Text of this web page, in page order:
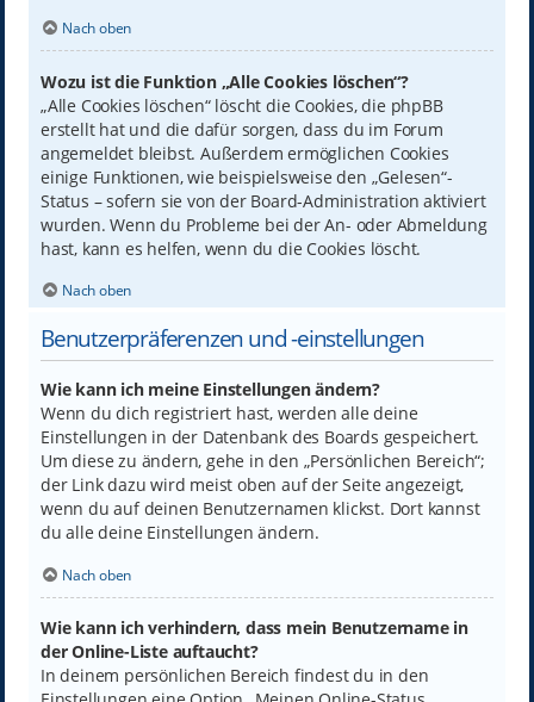
Nach oben
Wozu ist die Funktion „Alle Cookies löschen“?
„Alle Cookies löschen“ löscht die Cookies, die phpBB
erstellt hat und die dafür sorgen, dass du im Forum
angemeldet bleibst. Außerdem ermöglichen Cookies
einige Funktionen, wie beispielsweise den „Gelesen“-
Status – sofern sie von der Board-Administration aktiviert
wurden. Wenn du Probleme bei der An- oder Abmeldung
hast, kann es helfen, wenn du die Cookies löscht.
Nach oben
Benutzerpräferenzen und -einstellungen
Wie kann ich meine Einstellungen ändern?
Wenn du dich registriert hast, werden alle deine
Einstellungen in der Datenbank des Boards gespeichert.
Um diese zu ändern, gehe in den „Persönlichen Bereich“;
der Link dazu wird meist oben auf der Seite angezeigt,
wenn du auf deinen Benutzernamen klickst. Dort kannst
du alle deine Einstellungen ändern.
Nach oben
Wie kann ich verhindern, dass mein Benutzername in
der Online-Liste auftaucht?
In deinem persönlichen Bereich findest du in den